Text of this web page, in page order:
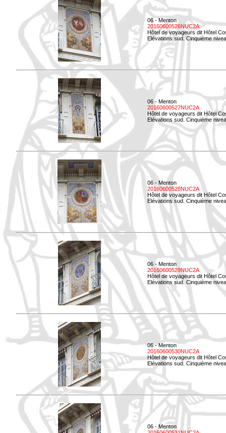
06 - Menton
20160600526NUC2A
Hôtel de voyageurs dit Hôtel
Elévations sud. Cinquième
06 - Menton
20160600527NUC2A
Hôtel de voyageurs dit Hôtel
Elévations sud. Cinquième
06 - Menton
20160600528NUC2A
Hôtel de voyageurs dit Hôtel
Elévations sud. Cinquième
06 - Menton
20160600529NUC2A
Hôtel de voyageurs dit Hôtel
Elévations sud. Cinquième
06 - Menton
20160600530NUC2A
Hôtel de voyageurs dit Hôtel
Elévations sud. Cinquième
06 - Menton